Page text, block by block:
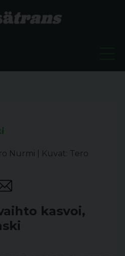
Nurmi
Kuvat: Tero
kasvoi,